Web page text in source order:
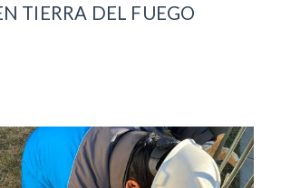
TIERRA DEL FUEGO